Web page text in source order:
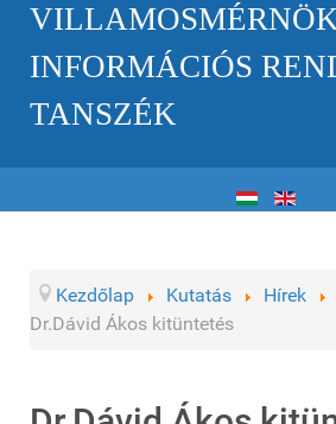
INFORMÁCIÓS
TANSZÉK
Kezdőlap Kutatás
Hírek
Dr.Dávid Ákos kitüntetés